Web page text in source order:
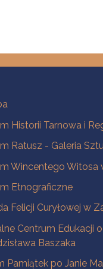
Historii Tarnowa i
Ratusz - Galeria
Wincentego Witosa
Etnograficzne
Felicji Curyłowej w
Centrum Edukacji
Baszaka
Pamiątek po Janie